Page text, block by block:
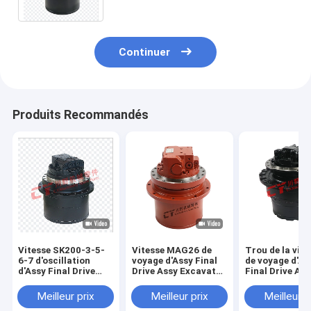
Continuer
Produits Recommandés
Vitesse SK200-3-5-
6-7 d'oscillation
d'Assy Final Drive
boîte de vitesse de
moteur du voyage
Meilleur prix
Vitesse MAG26 de
voyage d'Assy Final
Drive Assy Excavator
moteur du voyage
YC35 pour
Meilleur prix
Trou de la
de voyage
Final Drive
de vitesse de
du voyage
Meilleur